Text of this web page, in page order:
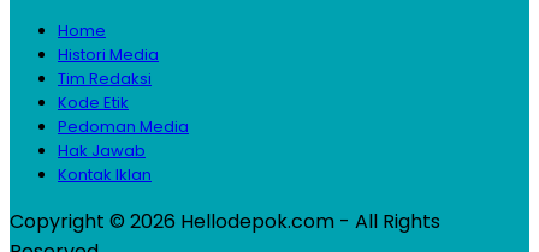
Home
Histori Media
Tim Redaksi
Kode Etik
Pedoman Media
Hak Jawab
Kontak Iklan
Copyright © 2026 Hellodepok.com - All Rights